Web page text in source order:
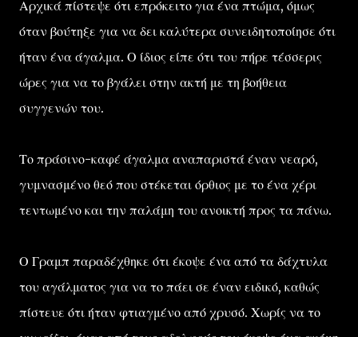
Αρχικά πίστεψε ότι επρόκειτο για ένα πτώμα, όμως
όταν βούτηξε για να δει καλύτερα συνειδητοποίησε ότι
ήταν ένα άγαλμα. Ο ίδιος είπε ότι του πήρε τέσσερις
ώρες για να το βγάλει στην ακτή με τη βοήθεια
συγγενών του.
Το πράσινο-καφέ άγαλμα αναπαριστά έναν νεαρό,
γυμνασμένο θεό που στέκεται όρθιος με το ένα χέρι
τεντωμένο και την παλάμη του ανοικτή προς τα πάνω.
Ο Γραμπ παραδέχθηκε ότι έκοψε ένα από τα δάχτυλα
του αγάλματος για να το πάει σε έναν ειδικό, καθώς
πίστευε ότι ήταν φτιαγμένο από χρυσό. Χωρίς να το